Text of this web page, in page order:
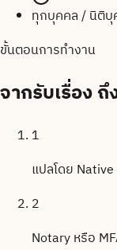
ทุกบุคคล / นิติบุ
ขั้นตอนการทำงาน
จากรับเรื่องถึ
1
แปลโดย
2
Notary หรือ